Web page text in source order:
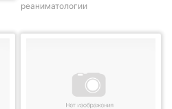
реаниматологии